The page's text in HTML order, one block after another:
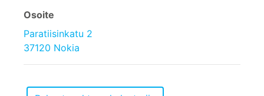
Osoite
Paratiisinkatu 2
37120 Nokia